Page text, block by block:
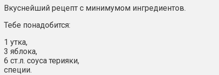
Вкуснейший рецепт с минимумом ингредиентов.
Тебе понадобится:
1 утка,
3 яблока,
6 ст.л. соуса терияки,
специи.